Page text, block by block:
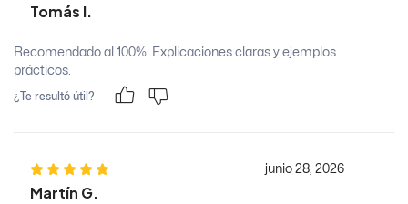
Tomás I.
Recomendado al 100%. Explicaciones claras y ejemplos
prácticos.
¿Te resultó útil?
Martín G.
junio 28, 2026